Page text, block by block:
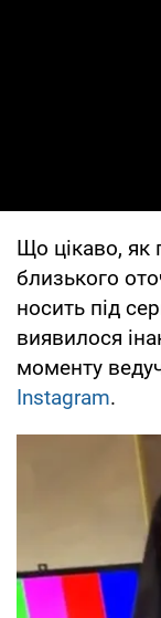
Що цікаво, як
близького
носить під
виявилося
моменту
Instagram.